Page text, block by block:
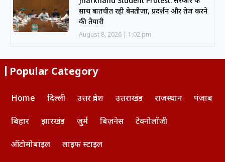
साथ बातचीत रही बेनतीजा, प्रदर्शन और तेज करने
की तैयारी
August 8, 2026 1:02 pm
Popular Category
Home दिल्ली उत्तर प्रदेश उत्तराखंड राजस्थान पंजाब
बिहार झारखंड जुर्म बिज़नेस टेक्नोलॉजी
ऑटोमोबाइल लाइफ स्टाइल